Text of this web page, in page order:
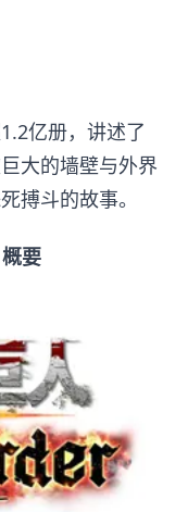
亿册，讲述了
大的墙壁与外界
搏斗的故事。
要